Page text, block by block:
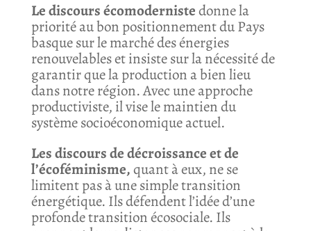
Le discours écomodernistedonne la
priorité au bon positionnement du Pays
basque sur le marché des énergies
renouvelables et insiste sur la nécessité de
garantir que la production a bien lieu
dans notre région. Avec une approche
productiviste, il vise le maintien du
système socioéconomique actuel.
Les discours de décroissance et de
l’écoféminisme,quant à eux, ne se
limitent pas à une simple transition
énergétique. Ils défendent l’idée d’une
profonde transition écosociale. Ils